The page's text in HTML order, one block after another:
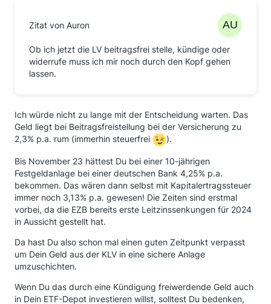
Zitat von Auron
Ob ich jetzt die LV beitragsfrei stelle, kündige oder
widerrufe muss ich mir noch durch den Kopf gehen
lassen.
Ich würde nicht zu lange mit der Entscheidung warten. Das
Geld liegt bei Beitragsfreistellung bei der Versicherung zu
2,3% p.a. rum (immerhin steuerfrei
).
Bis November 23 hättest Du bei einer 10-jährigen
Festgeldanlage bei einer deutschen Bank 4,25% p.a.
bekommen. Das wären dann selbst mit Kapitalertragssteuer
immer noch 3,13% p.a. gewesen! Die Zeiten sind erstmal
vorbei, da die EZB bereits erste Leitzinssenkungen für 2024
in Aussicht gestellt hat.
Da hast Du also schon mal einen guten Zeitpunkt verpasst
um Dein Geld aus der KLV in eine sichere Anlage
umzuschichten.
Wenn Du das durch eine Kündigung freiwerdende Geld auch
in Dein ETF-Depot investieren willst, solltest Du bedenken,